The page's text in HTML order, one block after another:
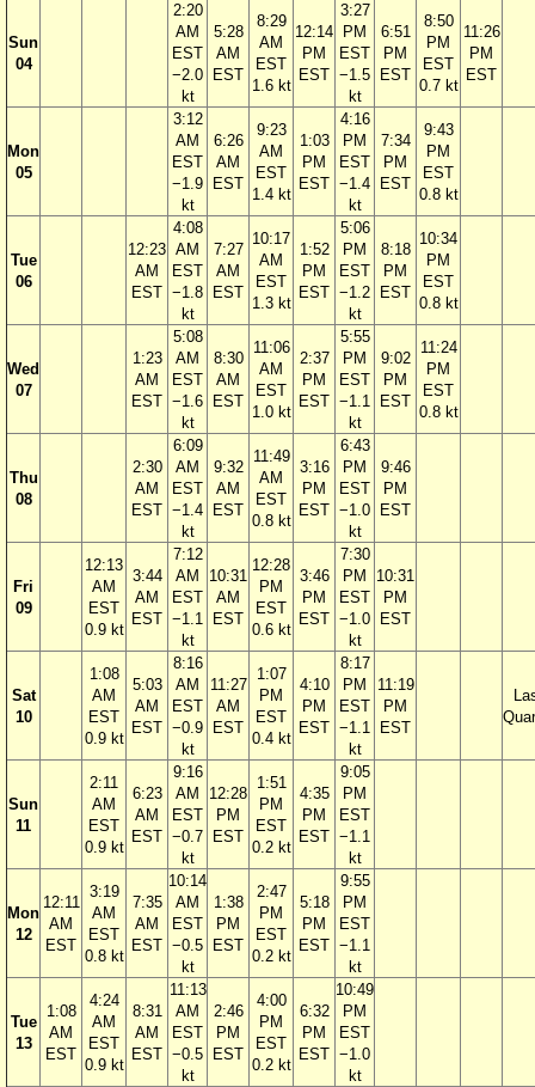
Sun
04
2:20
AM
EST
−2.0
kt
5:28
AM
EST
8:29
AM
EST
1.6 kt
12:14
PM
EST
3:27
PM
EST
−1.5
kt
6:51
PM
EST
8:50
PM
EST
0.7 kt
11:26
PM
EST
Mon
05
3:12
AM
EST
−1.9
kt
6:26
AM
EST
9:23
AM
EST
1.4 kt
1:03
PM
EST
4:16
PM
EST
−1.4
kt
7:34
PM
EST
9:43
PM
EST
0.8 kt
Tue
06
12:23
AM
EST
4:08
AM
EST
−1.8
kt
7:27
AM
EST
10:17
AM
EST
1.3 kt
1:52
PM
EST
5:06
PM
EST
−1.2
kt
8:18
PM
EST
10:34
PM
EST
0.8 kt
Wed
07
1:23
AM
EST
5:08
AM
EST
−1.6
kt
8:30
AM
EST
11:06
AM
EST
1.0 kt
2:37
PM
EST
5:55
PM
EST
−1.1
kt
9:02
PM
EST
11:24
PM
EST
0.8 kt
Thu
08
2:30
AM
EST
6:09
AM
EST
−1.4
kt
9:32
AM
EST
11:49
AM
EST
0.8 kt
3:16
PM
EST
6:43
PM
EST
−1.0
kt
9:46
PM
EST
Fri
09
12:13
AM
EST
0.9 kt
3:44
AM
EST
7:12
AM
EST
−1.1
kt
10:31
AM
EST
12:28
PM
EST
0.6 kt
3:46
PM
EST
7:30
PM
EST
−1.0
kt
10:31
PM
EST
Sat
10
1:08
AM
EST
0.9 kt
5:03
AM
EST
8:16
AM
EST
−0.9
kt
11:27
AM
EST
1:07
PM
EST
0.4 kt
4:10
PM
EST
8:17
PM
EST
−1.1
kt
11:19
PM
EST
Sun
11
2:11
AM
EST
0.9 kt
6:23
AM
EST
9:16
AM
EST
−0.7
kt
12:28
PM
EST
1:51
PM
EST
0.2 kt
4:35
PM
EST
9:05
PM
EST
−1.1
kt
Mon
12
12:11
AM
EST
3:19
AM
EST
0.8 kt
7:35
AM
EST
10:14
AM
EST
−0.5
kt
1:38
PM
EST
2:47
PM
EST
0.2 kt
5:18
PM
EST
9:55
PM
EST
−1.1
kt
Tue
13
1:08
AM
EST
4:24
AM
EST
0.9 kt
8:31
AM
EST
11:13
AM
EST
−0.5
kt
2:46
PM
EST
4:00
PM
EST
0.2 kt
6:32
PM
EST
10:49
PM
EST
−1.0
kt